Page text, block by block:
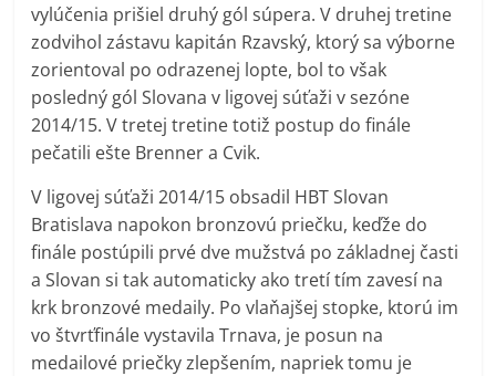
vylúčenia prišiel druhý gól súpera. V druhej tretine
zodvihol zástavu kapitán Rzavský, ktorý sa výborne
zorientoval po odrazenej lopte, bol to však
posledný gól Slovana v ligovej súťaži v sezóne
2014/15. V tretej tretine totiž postup do finále
pečatili ešte Brenner a Cvik.
V ligovej súťaži 2014/15 obsadil HBT Slovan
Bratislava napokon bronzovú priečku, keďže do
finále postúpili prvé dve mužstvá po základnej časti
a Slovan si tak automaticky ako tretí tím zavesí na
krk bronzové medaily. Po vlaňajšej stopke, ktorú im
vo štvrťfinále vystavila Trnava, je posun na
medailové priečky zlepšením, napriek tomu je